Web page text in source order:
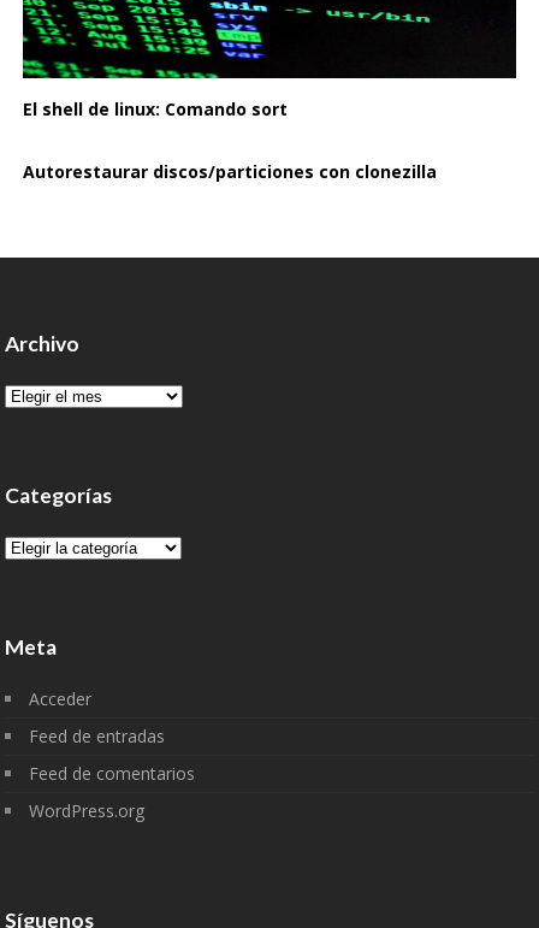
El shell de linux: Comando sort
Autorestaurar discos/particiones con clonezilla
Archivo
Archivo
Categorías
Categorías
Meta
Acceder
Feed de entradas
Feed de comentarios
WordPress.org
Síguenos